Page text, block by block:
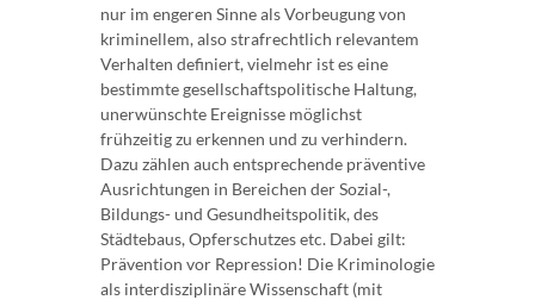
nur im engeren Sinne als Vorbeugung von
kriminellem, also strafrechtlich relevantem
Verhalten definiert, vielmehr ist es eine
bestimmte gesellschaftspolitische Haltung,
unerwünschte Ereignisse möglichst
frühzeitig zu erkennen und zu verhindern.
Dazu zählen auch entsprechende präventive
Ausrichtungen in Bereichen der Sozial-,
Bildungs- und Gesundheitspolitik, des
Städtebaus, Opferschutzes etc. Dabei gilt:
Prävention vor Repression! Die Kriminologie
als interdisziplinäre Wissenschaft (mit